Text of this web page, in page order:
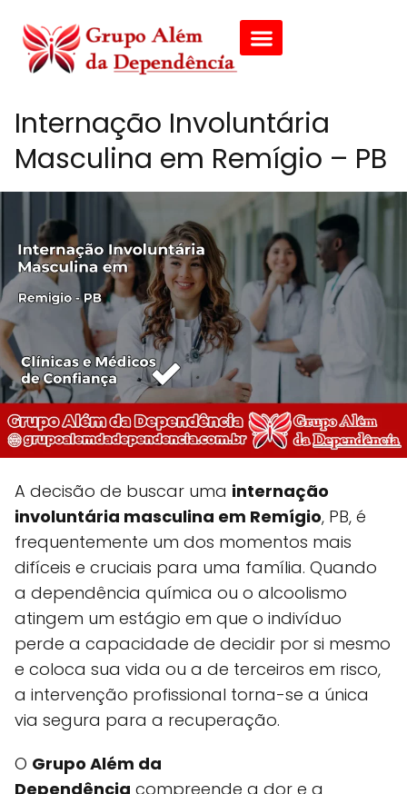
Internação Involuntária
Masculina em Remígio – PB
A decisão de buscar uma internação
involuntária masculina em Remígio, PB, é
frequentemente um dos momentos mais
difíceis e cruciais para uma família. Quando
a dependência química ou o alcoolismo
atingem um estágio em que o indivíduo
perde a capacidade de decidir por si mesmo
e coloca sua vida ou a de terceiros em risco,
a intervenção profissional torna-se a única
via segura para a recuperação.
O Grupo Além da
Dependência compreende a dor e a